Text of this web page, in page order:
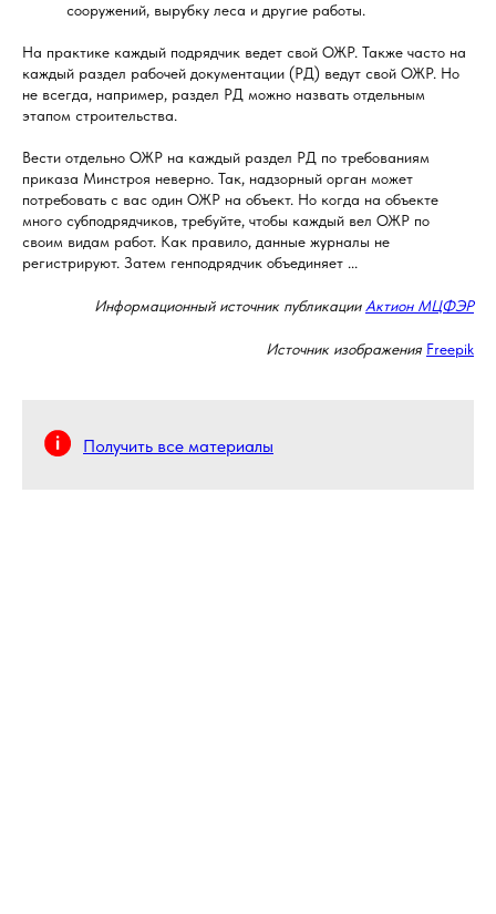
сооружений, вырубку леса и другие работы.
На практике каждый подрядчик ведет свой ОЖР. Также часто на
каждый раздел рабочей документации (РД) ведут свой ОЖР. Но
не всегда, например, раздел РД можно назвать отдельным
этапом строительства.
Вести отдельно ОЖР на каждый раздел РД по требованиям
приказа Минстроя неверно. Так, надзорный орган может
потребовать с вас один ОЖР на объект. Но когда на объекте
много субподрядчиков, требуйте, чтобы каждый вел ОЖР по
своим видам работ. Как правило, данные журналы не
регистрируют. Затем генподрядчик объединяет ...
Информационный источник публикации Актион МЦФЭР
Источник изображения Freepik
Получить все материалы